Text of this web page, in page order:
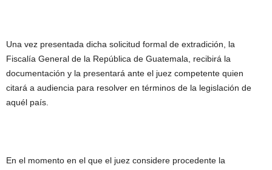
Una vez presentada dicha solicitud formal de extradición, la
Fiscalía General de la República de Guatemala, recibirá la
documentación y la presentará ante el juez competente quien
citará a audiencia para resolver en términos de la legislación de
aquél país.
En el momento en el que el juez considere procedente la